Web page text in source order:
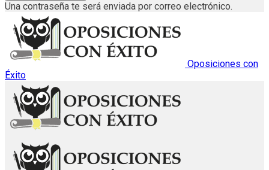
Una contraseña te será enviada por correo electrónico.
Oposiciones con
Éxito